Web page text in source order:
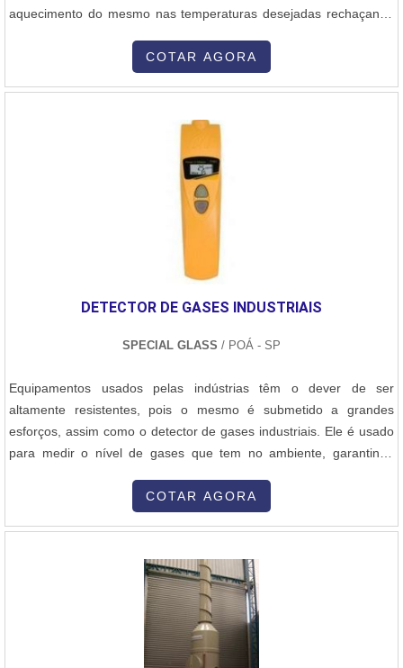
aquecimento do mesmo nas temperaturas desejadas rechaçando
manipulação e no controle de temperatura de óleo em grandes
COTAR AGORA
DETECTOR DE GASES INDUSTRIAIS
SPECIAL GLASS / POÁ - SP
Equipamentos usados pelas indústrias têm o dever de ser
altamente resistentes, pois o mesmo é submetido a grandes
esforços, assim como o detector de gases industriais. Ele é usado
para medir o nível de gases que tem no ambiente, garantindo
de fatores e benefíciosO material não serve apenas para medir o
COTAR AGORA